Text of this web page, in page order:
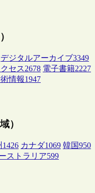
デジタルアーカイブ3349
セス2678 電子書籍2227
情報1947
）
1426 カナダ1069 韓国950
ストラリア599